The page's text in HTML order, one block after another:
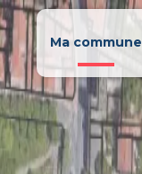
Ma commune